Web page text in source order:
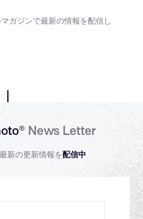
ガジンで最新の情報を配信し
News Letter
新の更新情報を配信中